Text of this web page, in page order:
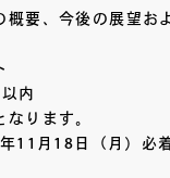
要、今後の展望お
内
ります。
月18日（月）必